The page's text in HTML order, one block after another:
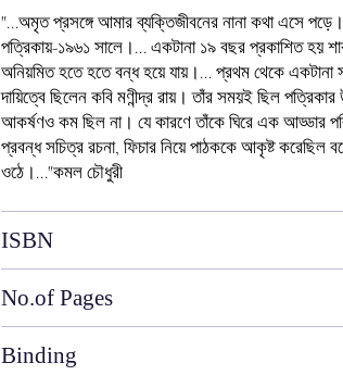
"...অমৃত প্রসঙ্গে আমার ব্যক্তিজীবনের নানা কথা এসে
পত্রিকায়-১৯৬১ সালে।... একটানা ১৯ বছর প্রকাশিত হয়
অনিয়মিত হতে হতে বন্ধ হয়ে যায়।... প্রথম থেকে
দায়িত্বে ছিলেন কবি মণীন্দ্র রায়। তাঁর সময়ই ছিল
আকর্ষণও কম ছিল না। যে কারণে তাঁকে ঘিরে এক আড্ডার
প্রবন্ধ সচিত্র রচনা, ফিচার নিয়ে পাঠককে আকৃষ্ট করেছিল
ওঠে।..."কমল চৌধুরী
ISBN
No.of Pages
Binding